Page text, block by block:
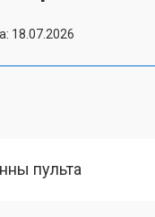
18.07.2026
пульта